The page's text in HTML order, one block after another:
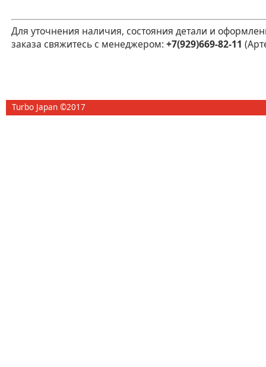
Для уточнения наличия, состояния детали и
заказа свяжитесь с менеджером: +7(929)669-82-11
Turbo Japan ©2017